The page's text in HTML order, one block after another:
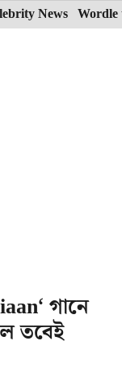
News Wordle
গানে
তবেই